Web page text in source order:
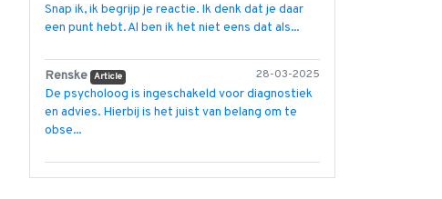
Snap ik, ik begrijp je reactie. Ik denk dat je daar
een punt hebt. Al ben ik het niet eens dat als...
28-03-2025
Renske Article
De psycholoog is ingeschakeld voor diagnostiek
en advies. Hierbij is het juist van belang om te
obse...